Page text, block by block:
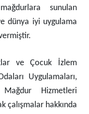
sunulan
dünya iyi uygulama
ve Çocuk İzlem
Uygulamaları,
Hizmetleri
çalışmalar hakkında